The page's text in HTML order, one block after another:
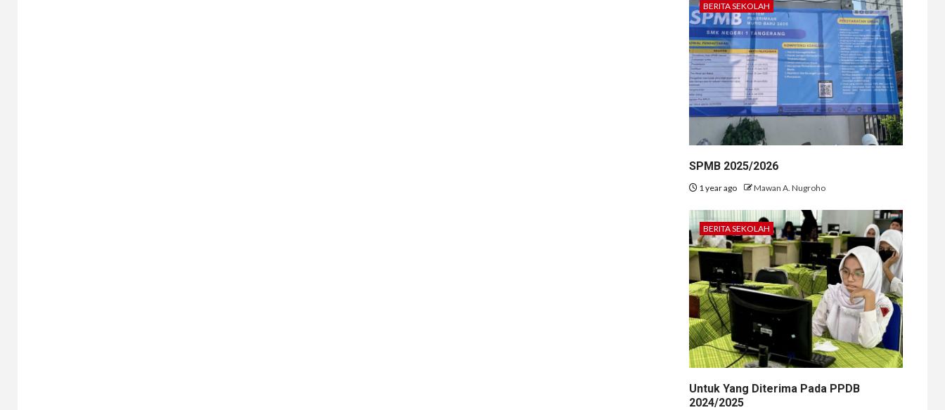
BERITA SEKOLAH
SPMB 2025/2026
1 year ago Mawan A. Nugroho
BERITA SEKOLAH
Untuk Yang Diterima Pada PPDB
2024/2025